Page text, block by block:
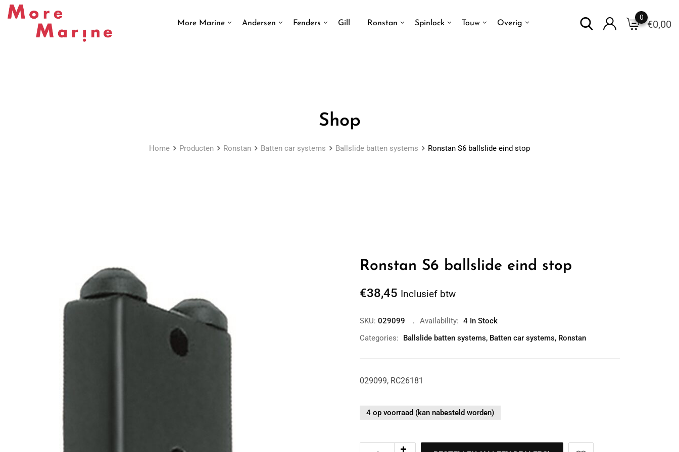
Skip
More Marine Andersen Fenders Gill Ronstan Spinlock Touw Overig €0,00
0
Shop
Home Producten Ronstan Batten car systems Ballslide batten systems Ronstan S6 ballslide eind stop
Ronstan S6 ballslide eind stop
€38,45 Inclusief btw
SKU: 029099 Availability: 4 In Stock
Categories:
Ballslide batten systems, Batten car systems, Ronstan
029099, RC26181
4 op voorraad (kan nabesteld worden)